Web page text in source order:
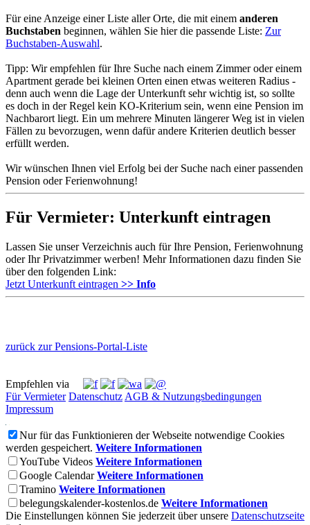
Für eine Anzeige einer Liste aller Orte, die mit einem anderen
Buchstaben beginnen, wählen Sie hier die passende Liste: Zur
Buchstaben-Auswahl.
Tipp: Wir empfehlen für Ihre Suche nach einem Zimmer oder einem
Apartment gerade bei kleinen Orten einen etwas weiteren Radius -
denn auch wenn die Lage der Unterkunft sehr wichtig ist, so sollte
es doch in der Regel kein KO-Kriterium sein, wenn eine Pension im
Nachbarort liegt. Ein um mehrere Minuten längerer Weg ist in vielen
Fällen zu bevorzugen, wenn dafür andere Kriterien deutlich besser
erfüllt werden.
Wir wünschen Ihnen viel Erfolg bei der Suche nach einer passenden
Pension oder Ferienwohnung!
Für Vermieter: Unterkunft eintragen
Lassen Sie unser Verzeichnis auch für Ihre Pension, Ferienwohnung
oder Ihr Privatzimmer werben! Mehr Informationen dazu finden Sie
über den folgenden Link:
Jetzt Unterkunft eintragen >> Info
zurück zur Pensions-Portal-Liste
Empfehlen via
Für Vermieter Datenschutz AGB & Nutzungsbedingungen
Impressum
Nur für das Funktionieren der Webseite notwendige Cookies
werden gespeichert. Weitere Informationen
YouTube Videos Weitere Informationen
Google Calendar Weitere Informationen
Tramino Weitere Informationen
belegungskalender-kostenlos.de Weitere Informationen
Die Einstellungen können Sie jederzeit über unsere Datenschutzseite